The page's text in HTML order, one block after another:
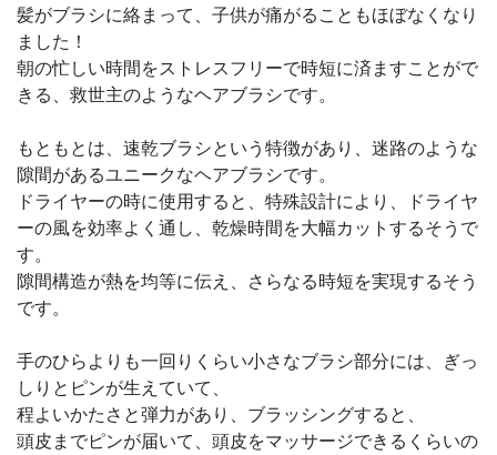
髪がブラシに絡まって、子供が痛がることもほぼなくなり
ました！
朝の忙しい時間をストレスフリーで時短に済ますことがで
きる、救世主のようなヘアブラシです。
もともとは、速乾ブラシという特徴があり、迷路のような
隙間があるユニークなヘアブラシです。
ドライヤーの時に使用すると、特殊設計により、ドライヤ
ーの風を効率よく通し、乾燥時間を大幅カットするそうで
す。
隙間構造が熱を均等に伝え、さらなる時短を実現するそう
です。
手のひらよりも一回りくらい小さなブラシ部分には、ぎっ
しりとピンが生えていて、
程よいかたさと弾力があり、ブラッシングすると、
頭皮までピンが届いて、頭皮をマッサージできるくらいの